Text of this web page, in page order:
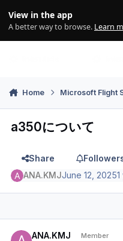
View in the app
A better way to browse. Learn
Home Microsoft Flight
a350について
Share
ANA.KMJJune 12, 2025
ANA.KMJ Member